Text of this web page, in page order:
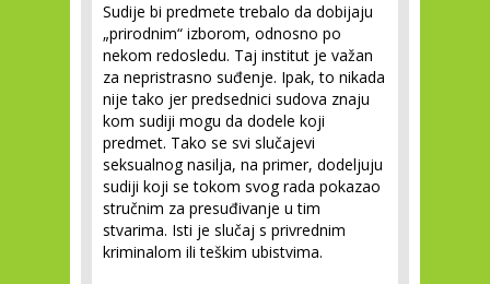
Sudije bi predmete trebalo da dobijaju
„prirodnim“ izborom, odnosno po
nekom redosledu. Taj institut je važan
za nepristrasno suđenje. Ipak, to nikada
nije tako jer predsednici sudova znaju
kom sudiji mogu da dodele koji
predmet. Tako se svi slučajevi
seksualnog nasilja, na primer, dodeljuju
sudiji koji se tokom svog rada pokazao
stručnim za presuđivanje u tim
stvarima. Isti je slučaj s privrednim
kriminalom ili teškim ubistvima.